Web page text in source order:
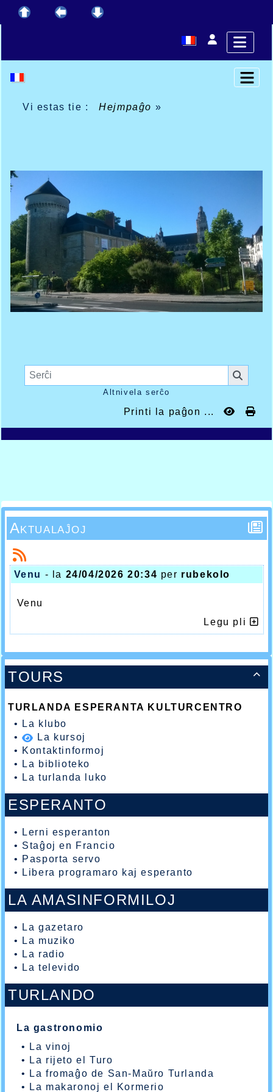
Vi estas tie : Hejmpaĝo »
Altnivela serĉo
Printi la paĝon ...

TOURS
TURLANDA ESPERANTA KULTURCENTRO
•
La klubo
•
La kursoj
• Kontaktinformoj
•
La biblioteko
•
La turlanda luko
ESPERANTO
•
Lerni esperanton
• Staĝoj en Francio
• Pasporta servo
•
Libera programaro kaj esperanto
LA AMASINFORMILOJ
•
La gazetaro
•
La muziko
•
La radio
•
La televido
TURLANDO
La gastronomio
•
La vinoj
•
La rijeto el Turo
•
La fromaĝo de San-Maŭro Turlanda
•
La makaronoj el Kormerio
Aktualaĵoj
Venu - la 24/04/2026 20:34 per rubekolo
Venu
Legu pli